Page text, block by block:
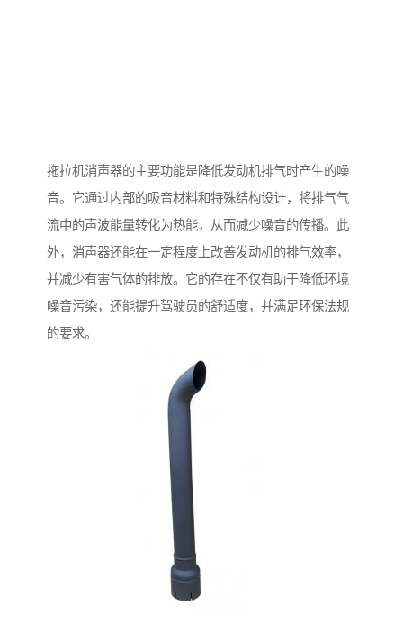
拖拉机消声器的主要功能是降低发动机排气时产生的噪
音。它通过内部的吸音材料和特殊结构设计，将排气气
流中的声波能量转化为热能，从而减少噪音的传播。此
外，消声器还能在一定程度上改善发动机的排气效率，
并减少有害气体的排放。它的存在不仅有助于降低环境
噪音污染，还能提升驾驶员的舒适度，并满足环保法规
的要求。